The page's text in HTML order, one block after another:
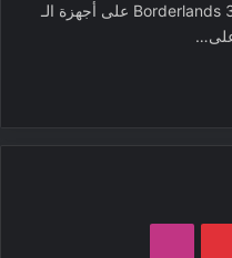
اليوم 13 سبتمبر 2019، تم إصدار لعبة Borderlands 3 على أجهزة الـ